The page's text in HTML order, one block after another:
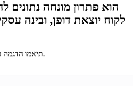
לקוח יוצאת דופן, ובינה
תיאמו הדגמה כבר היום וגלו זאת בעצמכם.